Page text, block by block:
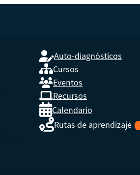
Auto-diagnósticos
Cursos
Eventos
Recursos
Calendario
Rutas de aprendizaje